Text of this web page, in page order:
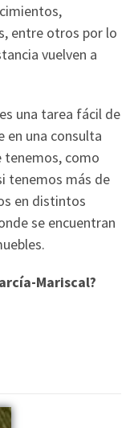
entre otros por lo
vuelven a
una tarea fácil de
en una consulta
tenemos, como
tenemos más de
en distintos
se encuentran
Mariscal?